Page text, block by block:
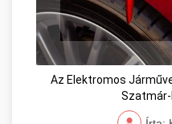
Az Elektromos
Szatmár-